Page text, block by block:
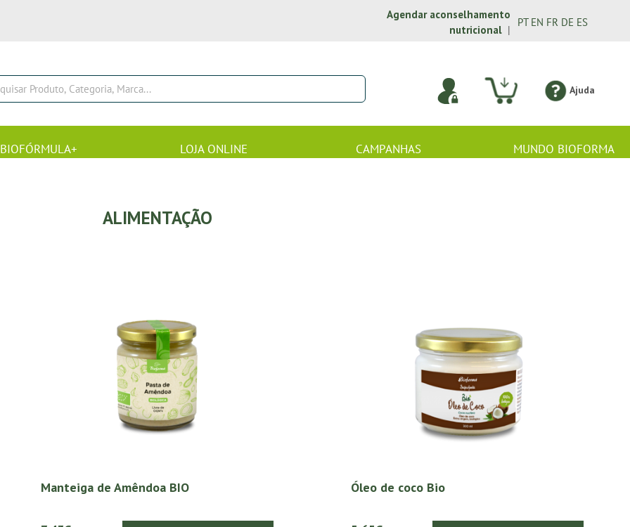
Agendar aconselhamento
nutricional |
PT EN FR DE ES
Ajuda
BIOFÓRMULA+ LOJA ONLINE CAMPANHAS MUNDO BIOFORMA
ALIMENTAÇÃO
Manteiga de Amêndoa BIO Óleo de coco Bio